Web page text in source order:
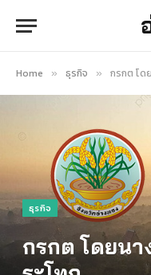
Home » ธุรกิจ » กรกต โด
ธุรกิจ
กรกต โดยนา